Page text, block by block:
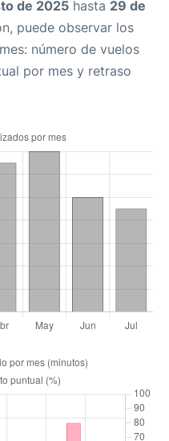
de 2025 hasta 29 de
puede observar los
número de vuelos
por mes y retraso